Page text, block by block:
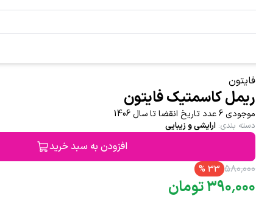
فایتون
ریمل کاسمتیک فایتون
موجودی 6 عدد تاریخ انقضا تا سال 1406
دسته بندی: ارایشی و زیبایی
افزودن به سبد خرید
۵۸۰٬۰۰۰ 33
%
۳۹۰٬۰۰۰ تومان